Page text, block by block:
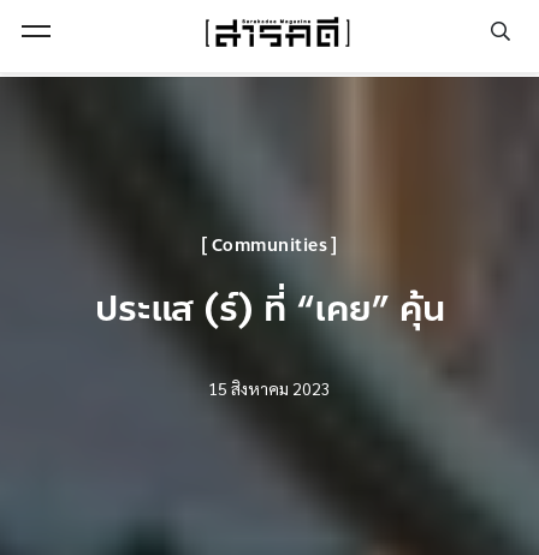
Communities
ประแส (ร์) ที่ “เคย” คุ้น
15 สิงหาคม 2023